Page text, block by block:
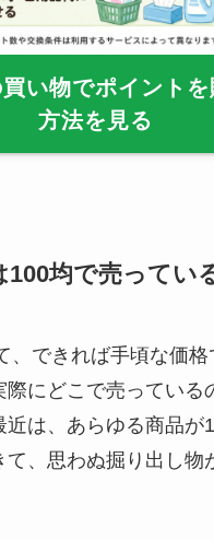
る？選び方
を徹底ガイ
【100均】
セリア等で
ファンカバ
【100均】
方とおすす
介！
【100均】
セリア等で
い物でポイントを
方法を見る
均で売ってい
、できれば手頃な価格
際にどこで売っている
近は、あらゆる商品が
て、思わぬ掘り出し物